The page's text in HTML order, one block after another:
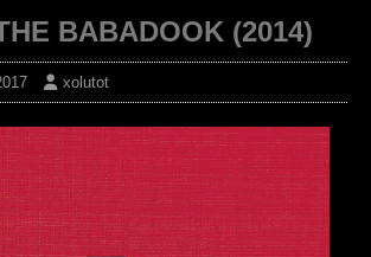
BABADOOK (2014)
xolutot